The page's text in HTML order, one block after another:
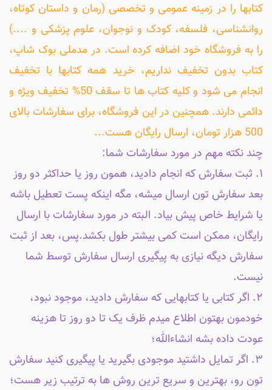
کتابها را در زمینه عمومی و تخصصی (رمان و داستان کوتاه،
روانشناسی، فلسفه، کودک و نوجوان، علوم پزشکی و ....)
را به فروشگاه خود اضافه کرده است. در مدملی بوک شاپ،
کتاب بدون تخفیف نداریم، خرید همه کتابها با تخفیف
انجام می شود و کلیه کتاب ها تا سقف 50% تخفیف ویژه و
دائمی دارند. همچنین در این فروشگاه، برای سفارشات بالای
500 هزار تومان، ارسال رایگان هست...
چند نکته مهم در مورد سفارشات شما:
۱. ثبت سفارش که انجام دادید، همون روز یا حداکثر دو روز
بعد سفارش تون ارسال میشه، مگه اینکه پست تعطیل باشه
یا شرایط خاص پیش بیاد. البته در مورد سفارشات با ارسال
رایگان، ممکن است کمی بیشتر طول بکشد.پس، بعد از ثبت
سفارش دیگه نیازی به پیگیری ارسال سفارش توسط شما
نیست.
۲. اگر کتابی یا کتابهایی که سفارش دادید، موجود نبود،
خودمون بهتون اطلاع میدم ظرف یک تا دو روز تا هزینه
عودت داده بشه انشاءالله؛
۳. اگر تمایل داشتید موجودی بگیرید یا پیگیری کنید سفارش
تون رو، بهترین و سریع ترین روش ها به ترتیب زیر هست؛